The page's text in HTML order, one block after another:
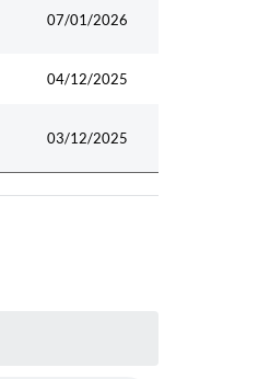
07/01/2026
04/12/2025
03/12/2025